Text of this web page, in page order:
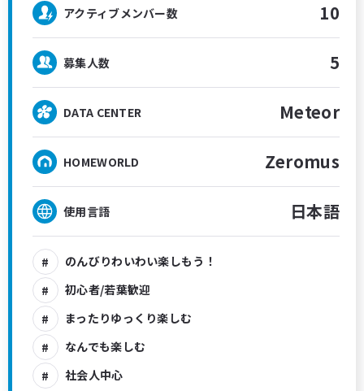
アクティブメンバー数 10
募集人数 5
DATA CENTER Meteor
HOMEWORLD Zeromus
使用言語 日本語
のんびりわいわい楽しもう！
初心者/若葉歓迎
まったりゆっくり楽しむ
なんでも楽しむ
社会人中心